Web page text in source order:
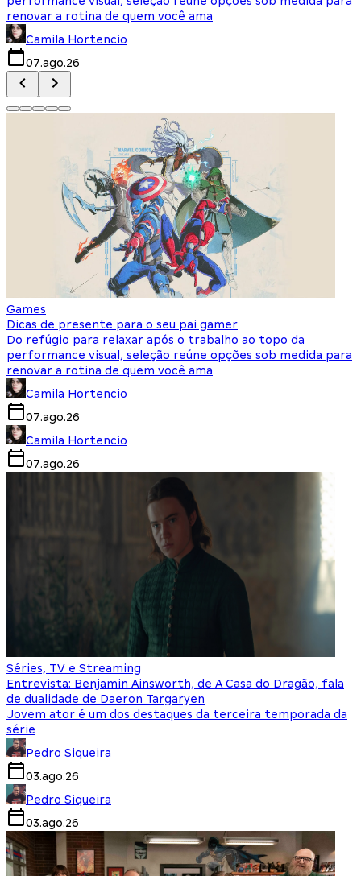
renovar a rotina de quem você ama
Camila Hortencio
07.ago.26
Games
Dicas de presente para o seu pai gamer
Do refúgio para relaxar após o trabalho ao topo da
performance visual, seleção reúne opções sob medida para
renovar a rotina de quem você ama
Camila Hortencio
07.ago.26
Camila Hortencio
07.ago.26
Séries, TV e Streaming
Entrevista: Benjamin Ainsworth, de A Casa do Dragão, fala
de dualidade de Daeron Targaryen
Jovem ator é um dos destaques da terceira temporada da
série
Pedro Siqueira
03.ago.26
Pedro Siqueira
03.ago.26